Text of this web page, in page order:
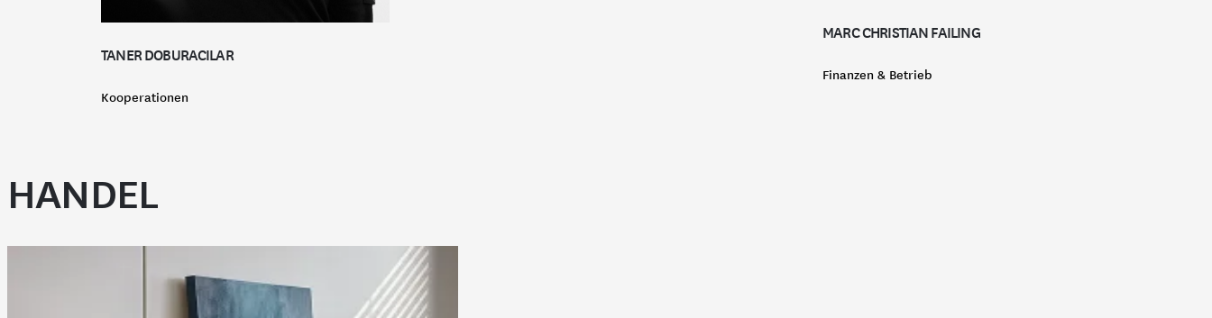
TANER DOBURACILAR
Kooperationen
MARC CHRISTIAN FAILING
Finanzen & Betrieb
HANDEL